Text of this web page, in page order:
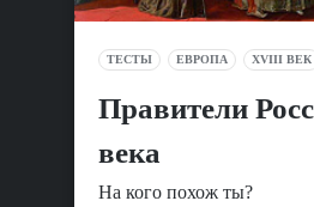
ТЕСТЫ ЕВРОПА XVIII ВЕК
Правители
века
На кого похож ты?